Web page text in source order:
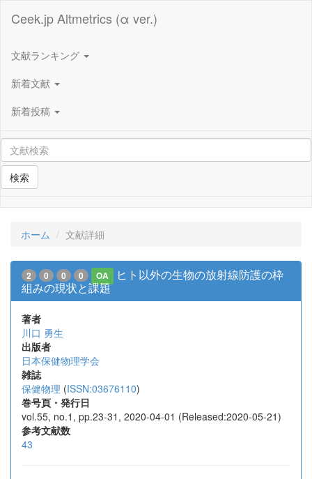
Ceek.jp Altmetrics (α ver.)
文献ランキング
新着文献
新着投稿
検索
ホーム 文献詳細
2 0 0 0 OA
ヒト以外の生物の放射線防護の枠
組みの現状と課題
著者
川口 勇生
出版者
日本保健物理学会
雑誌
保健物理 (ISSN:03676110)
巻号頁・発行日
vol.55, no.1, pp.23-31, 2020-04-01 (Released:2020-05-21)
参考文献数
43